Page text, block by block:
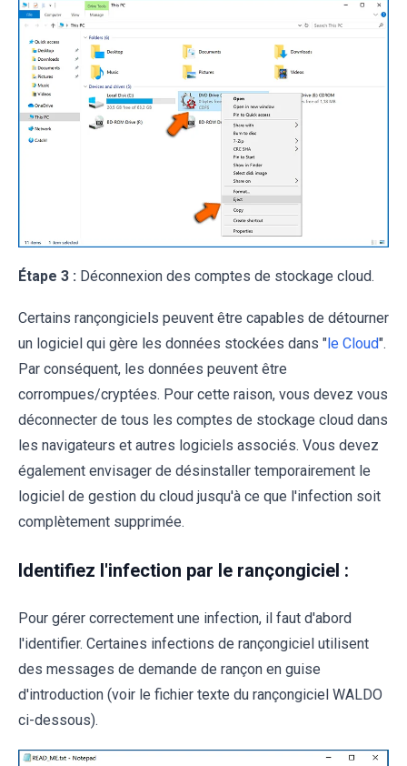
Étape 3 : Déconnexion des comptes de stockage cloud.
Certains rançongiciels peuvent être capables de détourner
un logiciel qui gère les données stockées dans "le Cloud".
Par conséquent, les données peuvent être
corrompues/cryptées. Pour cette raison, vous devez vous
déconnecter de tous les comptes de stockage cloud dans
les navigateurs et autres logiciels associés. Vous devez
également envisager de désinstaller temporairement le
logiciel de gestion du cloud jusqu'à ce que l'infection soit
complètement supprimée.
Identifiez l'infection par le rançongiciel :
Pour gérer correctement une infection, il faut d'abord
l'identifier. Certaines infections de rançongiciel utilisent
des messages de demande de rançon en guise
d'introduction (voir le fichier texte du rançongiciel WALDO
ci-dessous).